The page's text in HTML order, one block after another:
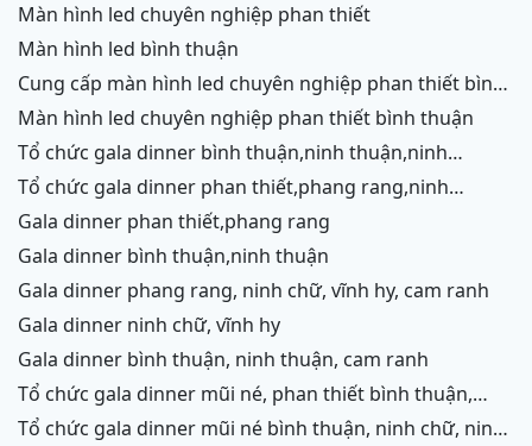
màn hình led chuyên nghiệp phan thiết
màn hình led bình thuận
cung cấp màn hình led chuyên nghiệp phan thiết bình
thuận
màn hình led chuyên nghiệp phan thiết bình thuận
tổ chức gala dinner bình thuận,ninh thuận,ninh
chữ,vĩnh hy,cam ranh
tổ chức gala dinner phan thiết,phang rang,ninh
chữ,vĩnh hy,cam ranh
gala dinner phan thiết,phang rang
gala dinner bình thuận,ninh thuận
gala dinner phang rang, ninh chữ, vĩnh hy, cam ranh
gala dinner ninh chữ, vĩnh hy
gala dinner bình thuận, ninh thuận, cam ranh
tổ chức gala dinner mũi né, phan thiết bình thuận,
ninh thuận, ninh chữ, vĩnh hy, cam ranh
tổ chức gala dinner mũi né bình thuận, ninh chữ, ninh